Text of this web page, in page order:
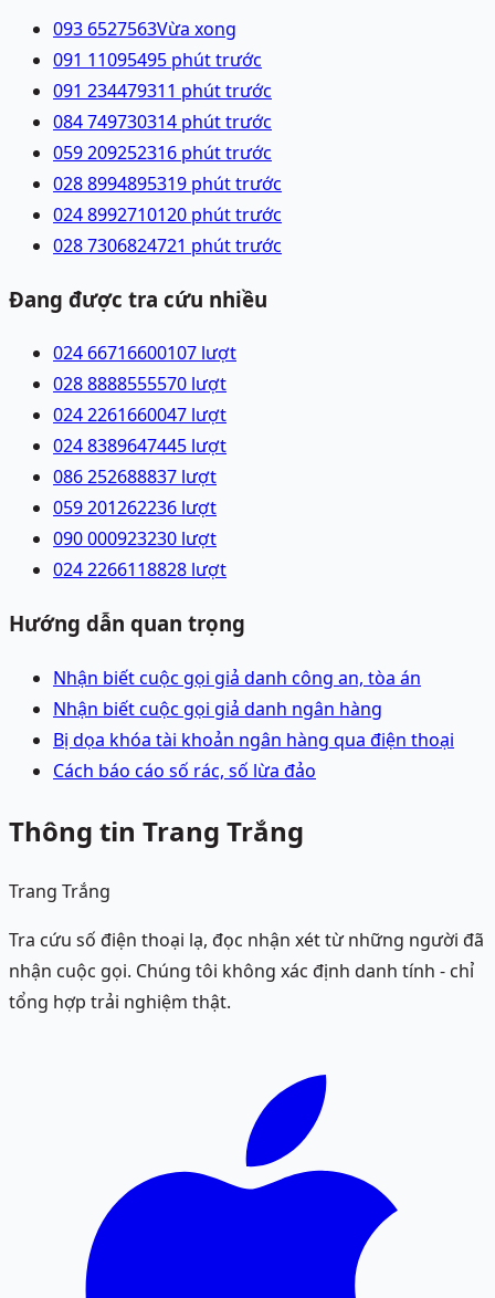
093 6527563Vừa xong
091 11095495 phút trước
091 234479311 phút trước
084 749730314 phút trước
059 209252316 phút trước
028 8994895319 phút trước
024 8992710120 phút trước
028 7306824721 phút trước
Đang được tra cứu nhiều
024 66716600107 lượt
028 8888555570 lượt
024 2261660047 lượt
024 8389647445 lượt
086 252688837 lượt
059 201262236 lượt
090 000923230 lượt
024 2266118828 lượt
Hướng dẫn quan trọng
Nhận biết cuộc gọi giả danh công an, tòa án
Nhận biết cuộc gọi giả danh ngân hàng
Bị dọa khóa tài khoản ngân hàng qua điện thoại
Cách báo cáo số rác, số lừa đảo
Thông tin Trang Trắng
Trang Trắng
Tra cứu số điện thoại lạ, đọc nhận xét từ những người đã
nhận cuộc gọi. Chúng tôi không xác định danh tính - chỉ
tổng hợp trải nghiệm thật.